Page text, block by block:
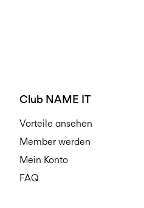
Club NAME IT
Vorteile ansehen
Member werden
Mein Konto
FAQ